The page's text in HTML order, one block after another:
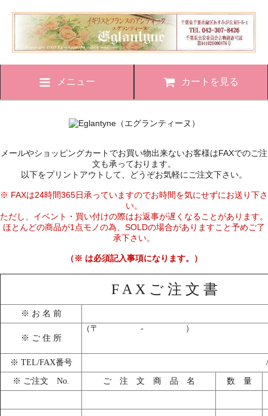
メニュー カートを見る
メールやショッピングカートでお買い物出来ないお客様はFAXでのご注
文も承っております。
以下をプリントアウトして、どうぞお気軽にご注文下さい。
※ FAXは24時間365日承っていますのでお時間を気にせずにお送り下さ
い。
ただし、イベント・買い付けの際はお返事が遅くなることがあります。
ほとんどの商品が1点モノの為、SOLDの場合がありますこと予めご了
承下さい。
（※ は必須記入事項になります。）
F A X ご 注 文 書
※ お 名 前
※ ご 住 所
（〒 - ）
※ TEL/FAX番号 /
※ ご注文 No. ご 注 文 商 品 名 数 量